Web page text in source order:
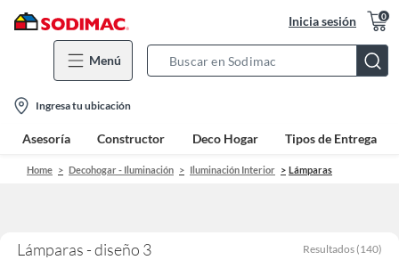
Inicia sesión 0
Menú
Bar
location-
icon
Ingresa tu ubicación
Asesoría Constructor Deco Hogar Tipos de Entrega
Home Decohogar - Iluminación Iluminación Interior Lámparas
Lámparas - diseño 3 Resultados (140)